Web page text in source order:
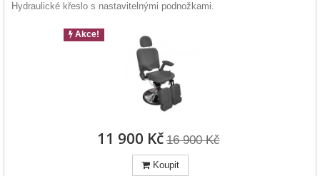
Hydraulické křeslo s nastavitelnými podnožkami.
Akce!
11 900 Kč 16 900 Kč
Koupit